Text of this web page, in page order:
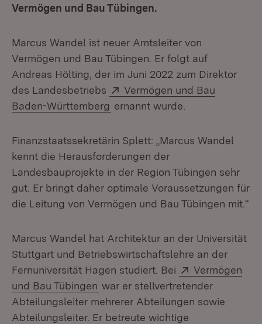
Vermögen und Bau Tübingen.
Marcus Wandel ist neuer Amtsleiter von
Vermögen und Bau Tübingen. Er folgt auf
Andreas Hölting, der im Juni 2022 zum Direktor
des Landesbetriebs
Extern:
Vermögen und Bau
Baden-Württemberg (Öffnet in neuem Fenster)
ernannt wurde.
Finanzstaatssekretärin Splett: „Marcus Wandel
kennt die Herausforderungen der
Landesbauprojekte in der Region Tübingen sehr
gut. Er bringt daher optimale Voraussetzungen für
die Leitung von Vermögen und Bau Tübingen mit.“
Marcus Wandel hat Architektur an der Universität
Stuttgart und Betriebswirtschaftslehre an der
Fernuniversität Hagen studiert. Bei
Extern:
Vermögen
und Bau Tübingen (Öffnet in neuem Fenster)
war er stellvertretender
Abteilungsleiter mehrerer Abteilungen sowie
Abteilungsleiter. Er betreute wichtige